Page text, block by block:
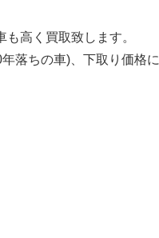
高く買取致します。
落ちの車)、下取り価格に